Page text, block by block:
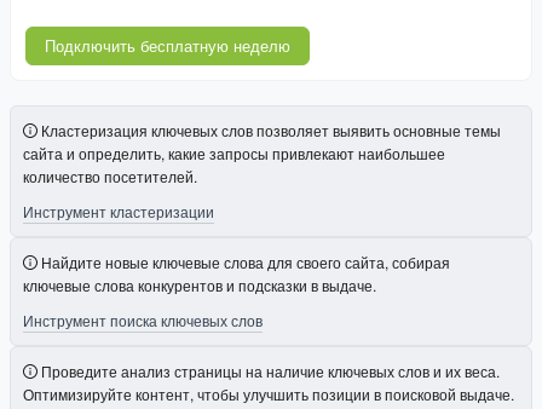
Подключить бесплатную неделю
Кластеризация ключевых слов позволяет выявить основные темы
сайта и определить, какие запросы привлекают наибольшее
количество посетителей.
Инструмент кластеризации
Найдите новые ключевые слова для своего сайта, собирая
ключевые слова конкурентов и подсказки в выдаче.
Инструмент поиска ключевых слов
Проведите анализ страницы на наличие ключевых слов и их веса.
Оптимизируйте контент, чтобы улучшить позиции в поисковой выдаче.